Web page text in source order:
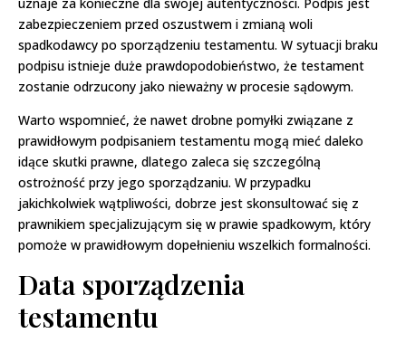
zabezpieczeniem przed oszustwem i zmianą woli
spadkodawcy po sporządzeniu testamentu. W sytuacji braku
podpisu istnieje duże prawdopodobieństwo, że testament
zostanie odrzucony jako nieważny w procesie sądowym.
Warto wspomnieć, że nawet drobne pomyłki związane z
prawidłowym podpisaniem testamentu mogą mieć daleko
idące skutki prawne, dlatego zaleca się szczególną
ostrożność przy jego sporządzaniu. W przypadku
jakichkolwiek wątpliwości, dobrze jest skonsultować się z
prawnikiem specjalizującym się w prawie spadkowym, który
pomoże w prawidłowym dopełnieniu wszelkich formalności.
Data sporządzenia
testamentu